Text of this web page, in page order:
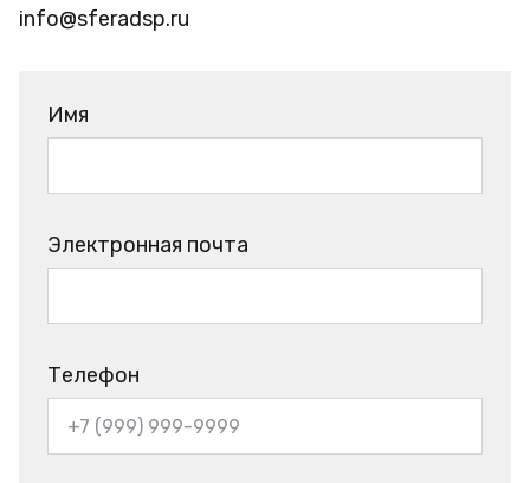
info@sferadsp.ru
Имя
Электронная почта
Телефон